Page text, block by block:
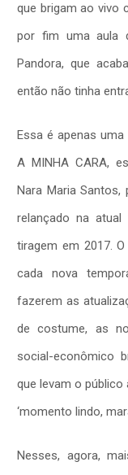
que brigam ao vivo
por fim uma aula
Pandora, que
então não tinha
Essa é apenas
A MINHA CARA,
Nara Maria Santos,
relançado na
tiragem em 2017.
cada nova
fazerem as
de costume, as
social-econômico
que levam o público
‘momento lindo,
Nesses, agora,